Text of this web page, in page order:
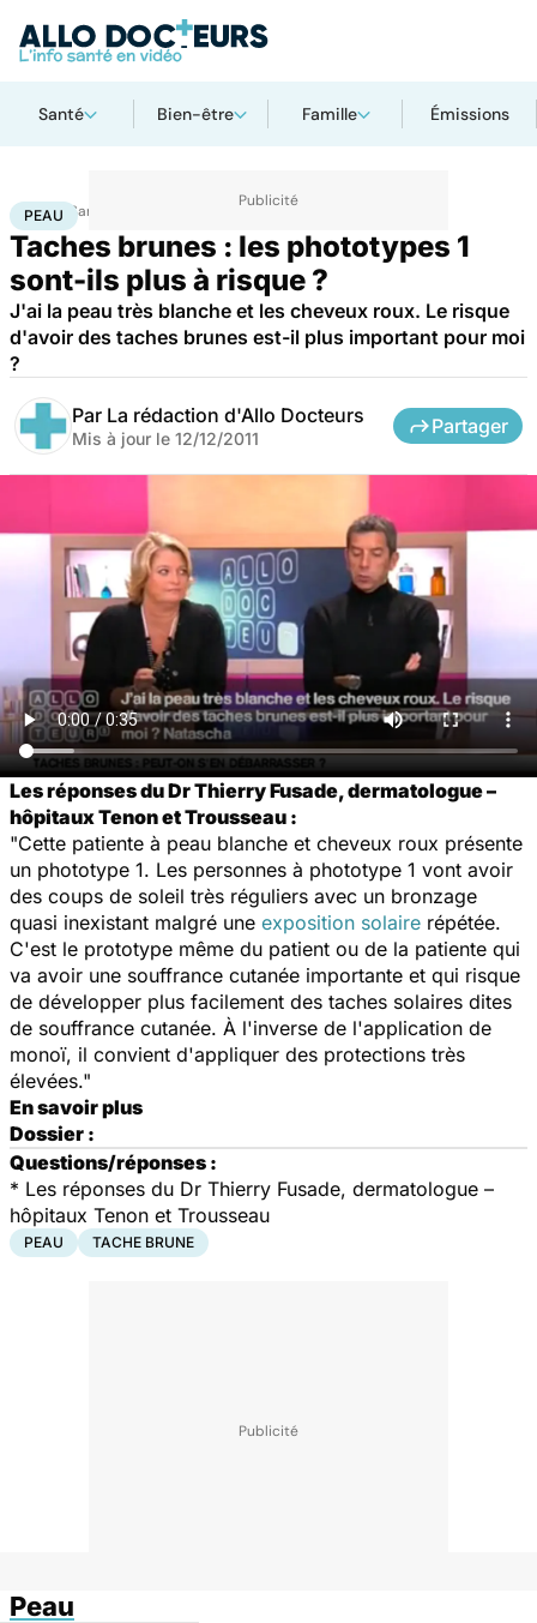
Santé Bien-être Famille Émissions
Accueil Santé
PEAU
Taches brunes : les phototypes 1
sont-ils plus à risque ?
J'ai la peau très blanche et les cheveux roux. Le risque
d'avoir des taches brunes est-il plus important pour moi
?
Par La rédaction d'Allo Docteurs
Mis à jour le 12/12/2011
Partager
Les réponses du Dr Thierry Fusade, dermatologue –
hôpitaux Tenon et Trousseau :
"Cette patiente à peau blanche et cheveux roux présente
un phototype 1. Les personnes à phototype 1 vont avoir
des coups de soleil très réguliers avec un bronzage
quasi inexistant malgré une exposition solaire répétée.
C'est le prototype même du patient ou de la patiente qui
va avoir une souffrance cutanée importante et qui risque
de développer plus facilement des taches solaires dites
de souffrance cutanée. À l'inverse de l'application de
monoï, il convient d'appliquer des protections très
élevées."
En savoir plus
Dossier :
Questions/réponses :
* Les réponses du Dr Thierry Fusade, dermatologue –
hôpitaux Tenon et Trousseau
PEAU TACHE BRUNE
Peau